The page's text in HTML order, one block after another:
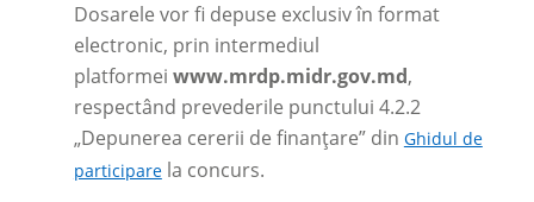
Dosarele vor fi depuse exclusiv în format
electronic, prin intermediul
platformei www.mrdp.midr.gov.md,
respectând prevederile punctului 4.2.2
„Depunerea cererii de finanțare” din Ghidul de
participarela concurs.